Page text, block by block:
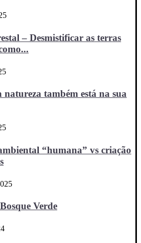
– Desmistificar as terras
também está na sua
“humana” vs criação
Verde